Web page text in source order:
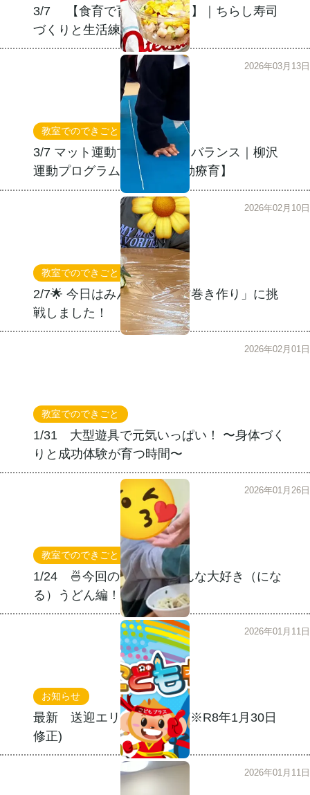
3/7 【食育で育つ自立の力】｜ちらし寿司
づくりと生活練習の様子
教室でのできごと 運動療育
3/7 マット運動で育つ体幹とバランス｜柳沢
運動プログラムの効果【運動療育】
2026年03月13日
教室でのできごと
2/7🌟 今日はみんなで「恵方巻き作り」に挑
戦しました！
2026年02月10日
教室でのできごと
1/31 大型遊具で元気いっぱい！ 〜身体づく
りと成功体験が育つ時間〜
2026年02月01日
教室でのできごと
1/24 🍜今回の食育は、みんな大好き（にな
る）うどん編！
2026年01月26日
お知らせ
最新 送迎エリア情報！！ (※R8年1月30日
修正)
2026年01月11日
2026年01月11日